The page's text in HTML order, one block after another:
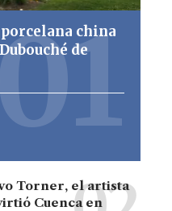
china
de
Torner, el artista
Cuenca en